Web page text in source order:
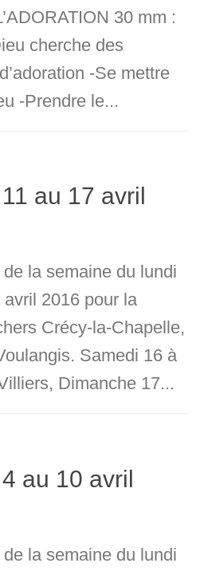
30 mm :
cherche des
-Se mettre
-Prendre le...
au 17 avril
la semaine du lundi
2016 pour la
Crécy-la-Chapelle,
Samedi 16 à
Dimanche 17...
au 10 avril
la semaine du lundi